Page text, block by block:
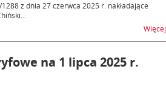
z dnia 27 czerwca 2025 r. nakładające
Więcej
na 1 lipca 2025 r.